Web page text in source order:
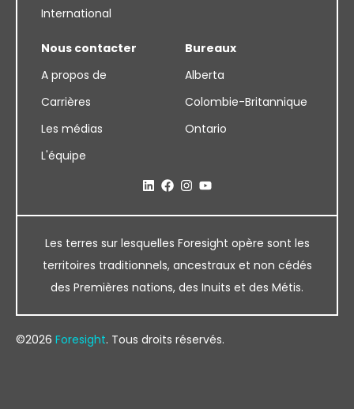
International
Nous contacter
A propos de
Carrières
Les médias
L'équipe
Bureaux
Alberta
Colombie-Britannique
Ontario
Les terres sur lesquelles Foresight opère sont les
territoires traditionnels, ancestraux et non cédés
des Premières nations, des Inuits et des Métis.
©2026 Foresight. Tous droits réservés.